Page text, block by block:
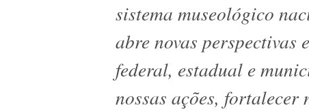
sistema museológico
abre novas perspectivas
federal, estadual e
nossas ações, fortalecer